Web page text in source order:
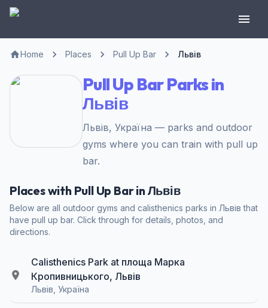
Home Places Pull Up Bar Львів
Pull Up Bar Parks in
Львів
Львів, Україна — parks and outdoor
gyms where you can train with pull up
bar.
Places with Pull Up Bar in Львів
Below are all outdoor gyms and calisthenics parks in Львів that
have pull up bar. Click through for details, photos, and
directions.
Calisthenics Park at площа Марка
Кропивницького, Львів
Львів, Україна